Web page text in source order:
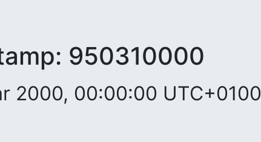
950310000
2000, 00:00:00 UTC+0100